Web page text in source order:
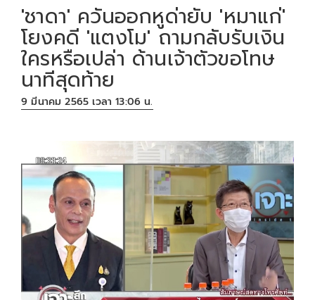
'ชาดา' ควันออกหูด่ายับ 'หมาแก่'
โยงคดี 'แตงโม' ถามกลับรับเงิน
ใครหรือเปล่า ด้านเจ้าตัวขอโทษ
นาทีสุดท้าย
9 มีนาคม 2565 เวลา 13:06 น.